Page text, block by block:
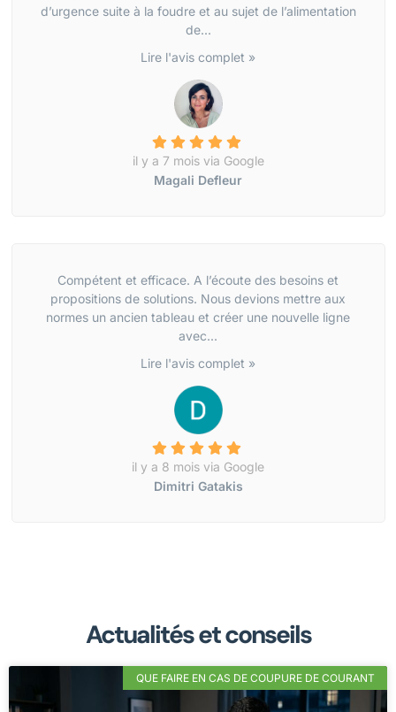
d’urgence suite à la foudre et au sujet de l’alimentation
de...
Lire l'avis complet »
il y a 7 mois via Google
Magali Defleur
Compétent et efficace. A l’écoute des besoins et
propositions de solutions. Nous devions mettre aux
normes un ancien tableau et créer une nouvelle ligne
avec...
Lire l'avis complet »
il y a 8 mois via Google
Dimitri Gatakis
Actualités et conseils
QUE FAIRE EN CAS DE COUPURE DE COURANT